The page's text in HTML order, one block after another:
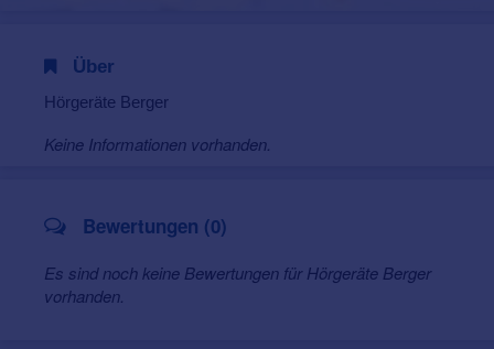
Über
Hörgeräte Berger
Keine Informationen vorhanden.
Bewertungen (0)
Es sind noch keine Bewertungen für Hörgeräte Berger
vorhanden.